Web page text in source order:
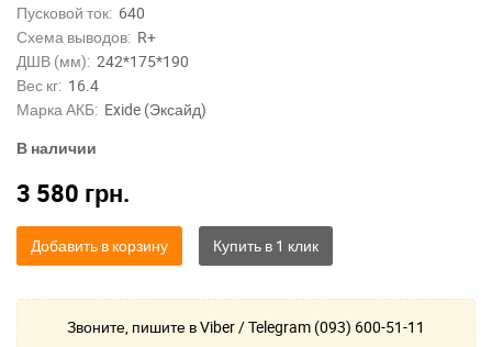
Пусковой ток: 640
Схема выводов: R+
ДШВ (мм): 242*175*190
Вес кг: 16.4
Марка АКБ: Exide (Эксайд)
В наличии
3 580 грн.
Добавить в корзину
Звоните, пишите в Viber / Telegram (093) 600-51-11